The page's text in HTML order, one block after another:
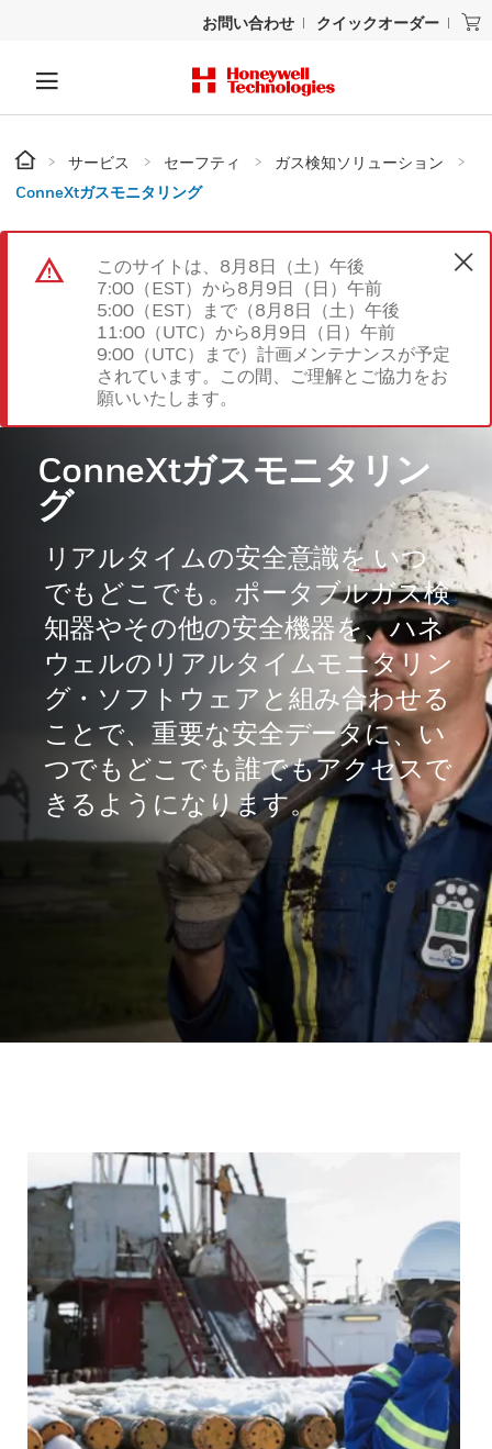
お問い合わせ クイックオーダー
サービス セーフティ
ガス検知ソリューション
ConneXtガスモニタリング
このサイトは、8月8日（土）午後
7:00（EST）から8月9日（日）午前
5:00（EST）まで（8月8日（土）午後
11:00（UTC）から8月9日（日）午前
9:00（UTC）まで）計画メンテナンスが予定
されています。この間、ご理解とご協力をお
願いいたします。
ConneXtガスモニタリン
グ
リアルタイムの安全意識を いつ
でもどこでも。ポータブルガス検
知器やその他の安全機器を、ハネ
ウェルのリアルタイムモニタリン
グ・ソフトウェアと組み合わせる
ことで、重要な安全データに、い
つでもどこでも誰でもアクセスで
きるようになります。